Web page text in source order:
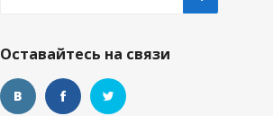
Оставайтесь на связи